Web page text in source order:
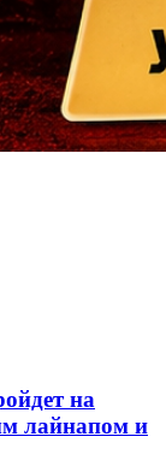
на
лайнапом и